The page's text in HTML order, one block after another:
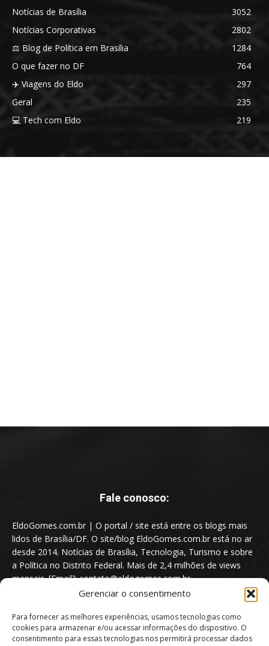
Gerenciar o consentimento
Para fornecer as melhores experiências, usamos tecnologias como
cookies para armazenar e/ou acessar informações do dispositivo. O
consentimento para essas tecnologias nos permitirá processar dados
Notícias de Brasília
3052
Notícias Corporativas
2802
⚖️ Blog de Política em Brasília
1284
O que fazer no DF
764
✈️ Viagens do Eldo
297
Geral
235
💻 Tech com Eldo
219
Fale conosco:
EldoGomes.com.br | O portal / site está entre os blogs mais
lidos de Brasília/DF. O site/blog EldoGomes.com.br está no ar
desde 2014. Notícias de Brasília, Tecnologia, Turismo e sobre
a Política no Distrito Federal. Mais de 2,4 milhões de views
mensais. [Email]: contato@eldogomes.com.br